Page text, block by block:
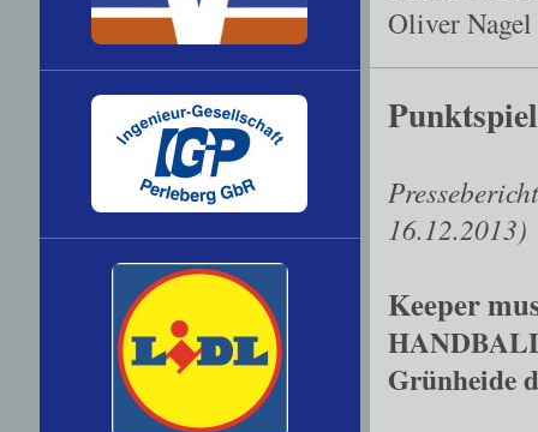
Oliver
16.12.2013)
Keeper
Grünheide